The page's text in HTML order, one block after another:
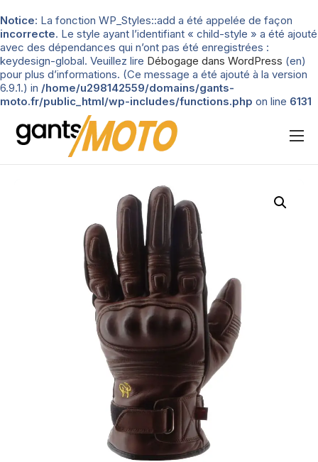
Notice: La fonction WP_Styles::add a été appelée de façon
incorrecte. Le style ayant l’identifiant « child-style » a été ajouté
avec des dépendances qui n’ont pas été enregistrées :
keydesign-global. Veuillez lire Débogage dans WordPress (en)
pour plus d’informations. (Ce message a été ajouté à la version
6.9.1.) in /home/u298142559/domains/gants-
moto.fr/public_html/wp-includes/functions.php on line 6131
Nos tests
Guide d’achat